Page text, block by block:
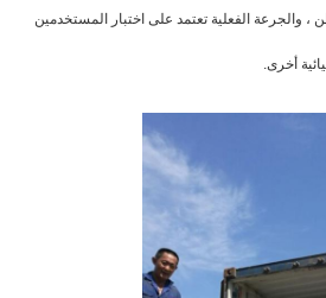
1 ~ 15 جرام / طن ، والجرعة الفعلية تعتمد على اختبار المستخدمين